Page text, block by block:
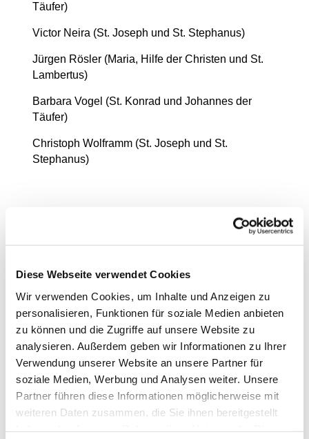
Diese Webseite verwendet Cookies
Wir verwenden Cookies, um Inhalte und Anzeigen zu
personalisieren, Funktionen für soziale Medien anbieten
zu können und die Zugriffe auf unsere Website zu
analysieren. Außerdem geben wir Informationen zu Ihrer
Verwendung unserer Website an unsere Partner für
soziale Medien, Werbung und Analysen weiter. Unsere
Partner führen diese Informationen möglicherweise mit
weiteren Daten zusammen, die Sie ihnen bereitgestellt
Täufer)
Victor Neira (St. Joseph und St. Stephanus)
Jürgen Rösler (Maria, Hilfe der Christen und St.
Lambertus)
Barbara Vogel (St. Konrad und Johannes der
Täufer)
Christoph Wolframm (St. Joseph und St.
Stephanus)
Die Aufgaben
Aus dem Kirchliches
Vermögensverwaltungsgesetz im Erzbistum
Berlin (KiVVG) § 29 Aufgaben des
Kirchenvorstandes:
Zu den Aufgaben des
Kirchenvorstandes gehören
insbesondere: